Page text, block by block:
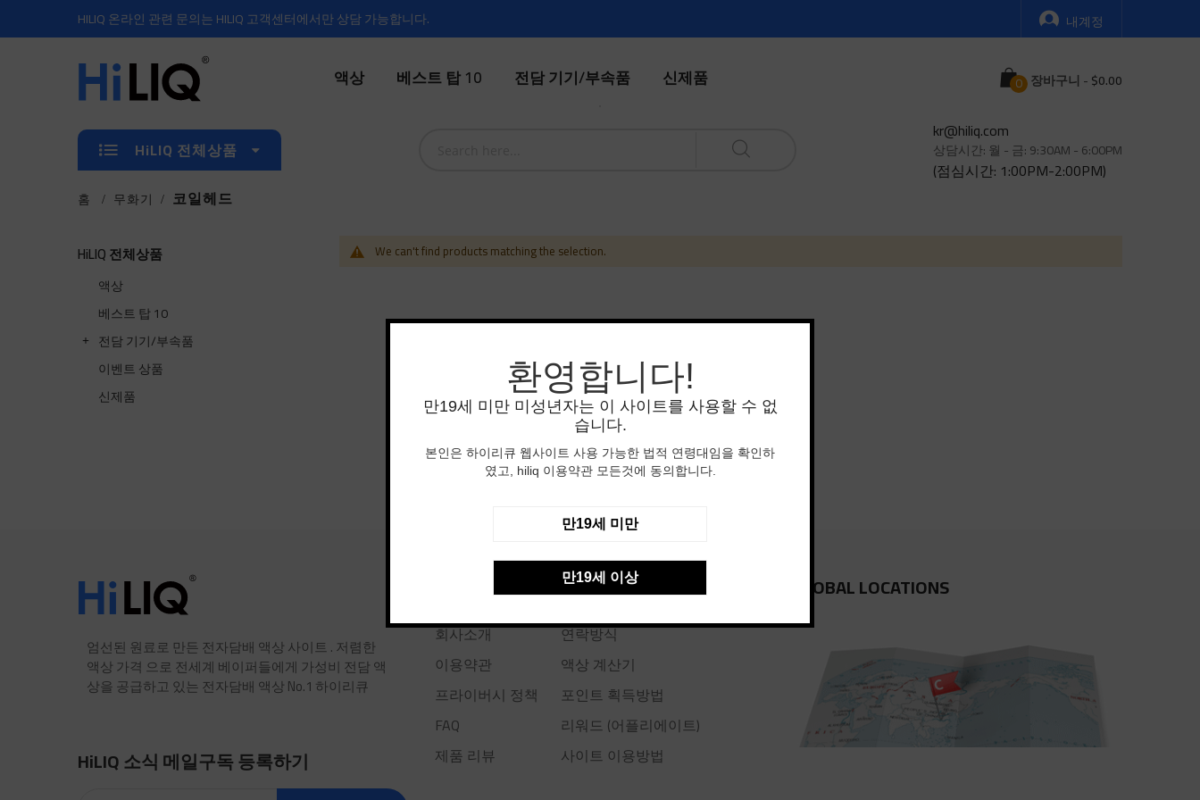
HILIQ 온라인 관련 문의는 HILIQ 고객센터에서만 상담 가능합니다. 내계정
액상 베스트 탑 10 전담 기기/부속품 신제품 장바구니 -Cart
HiLIQ 전체상품
kr@hiliq.com
상담시간: 월 - 금: 9:30AM - 6:00PM
(점심시간: 1:00PM-2:00PM)
홈 무화기 코일헤드
We can't find products matching the selection.
HiLIQ 전체상품
액상
베스트 탑 10
전담 기기/부속품
이벤트 상품
신제품
엄선된 원료로 만든 전자담배 액상 사이트 . 저렴한
액상 가격 으로 전세계 베이퍼들에게 가성비 전담 액
상을 공급하고 있는 전자담배 액상 No.1 하이리큐
HiLIQ 소식 메일구독 등록하기
USEFUL LINKS
회사소개
이용약관
프라이버시 정책
FAQ
제품 리뷰
연락방식
액상 계산기
포인트 획득방법
리워드 (어플리에이트)
사이트 이용방법
GLOBAL LOCATIONS
환영합니다!
만19세 미만 미성년자는 이 사이트를 사용할 수 없
습니다.
본인은 하이리큐 웹사이트 사용 가능한 법적 연령대임을 확인하
였고, hiliq 이용약관 모든것에 동의합니다.
만19세 미만
만19세 이상